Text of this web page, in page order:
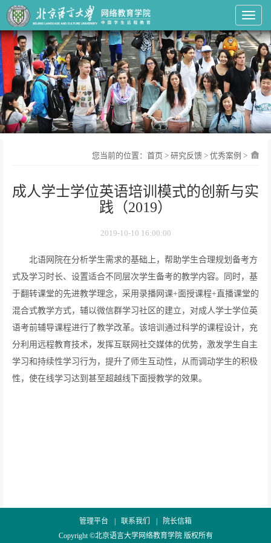
Toggle
您当前的位置： 首页 > 研究反馈 > 优秀案例 >
成人学士学位英语培训模式的创新与实
践（2019）
2019-10-10 16:00:00
北语网院在分析学生需求的基础上，帮助学生合理规划备考方
式及学习时长、设置适合不同层次学生备考的教学内容。同时，基
于翻转课堂的先进教学理念，采用录播网课+面授课程+直播课堂的
混合式教学方式，辅以微信群学习社区的建立，对成人学士学位英
语考前辅导课程进行了教学改革。该培训通过科学的课程设计，充
分利用远程教育技术，发挥互联网社交媒体的优势，激发学生自主
学习和持续性学习行为，提升了师生互动性，从而调动学生的积极
性，使在线学习达到甚至超越线下面授教学的效果。
管理平台 联系我们
院长信箱
Copyright ©北京语言大学网络教育学院 版权所有